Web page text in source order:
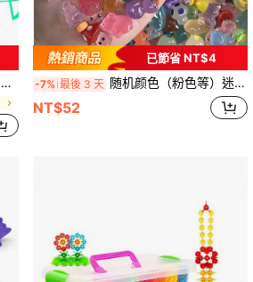
已節省 NT$4
-7% 最後 3 天 随机颜色（粉色等）迷你树脂动物摆件，发光树脂可爱动物小雕像，创意家居办公桌装饰，发光树脂鸭子，家居装饰配件
NT$52